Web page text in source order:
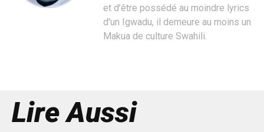
et d’être possédé au moindre lyrics
d'un Igwadu, il demeure au moins un
Makua de culture Swahili.
Lire Aussi